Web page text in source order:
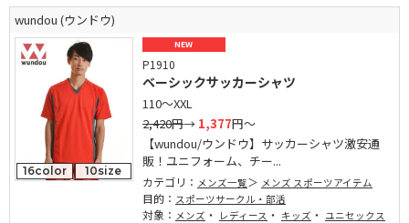
wundou (ウンドウ)
16color 10size
NEW
P1910
ベーシックサッカーシャツ
110～XXL
2,420円→ 1,377円～
【wundou/ウンドウ】サッカーシャツ激安通
販！ユニフォーム、チー...
カテゴリ： メンズ一覧 メンズ スポーツアイテム
目的： スポーツサークル・部活
対象： メンズ ・ レディース ・ キッズ ・ ユニセックス